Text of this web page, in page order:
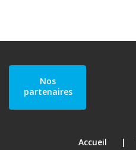
Nos
partenaires
Accueil